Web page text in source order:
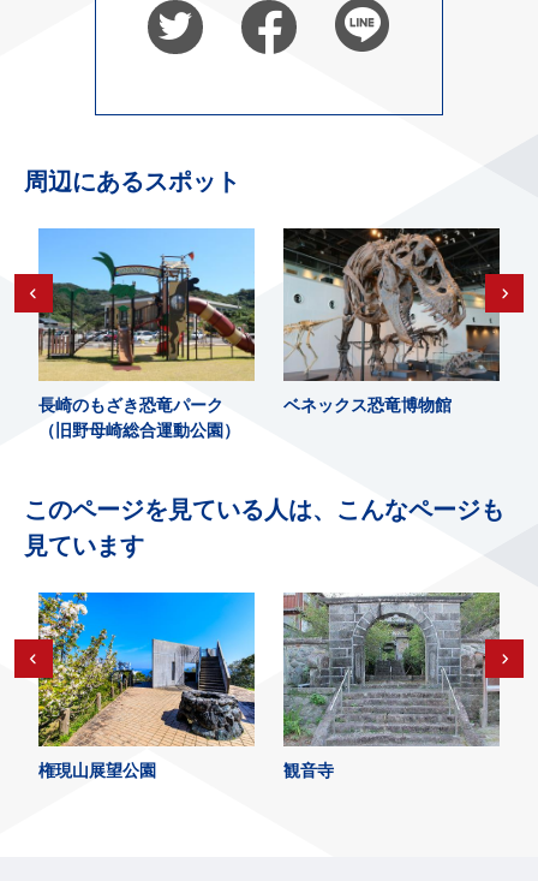
周辺にあるスポット
長崎のもざき恐竜パーク
（旧野母崎総合運動公園）
ベネックス恐竜博物館
このページを見ている人は、こんなページも
見ています
権現山展望公園 観音寺